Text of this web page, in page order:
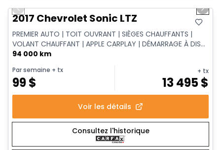
Previous slide Next
2017 Chevrolet Sonic LTZ
PREMIER AUTO | TOIT OUVRANT | SIÈGES CHAUFFANTS |
VOLANT CHAUFFANT | APPLE CARPLAY | DÉMARRAGE À DIS...
94 000 km
Par semaine + tx
99$
+ tx
13 495$
Voir les détails
Consultez l'historique